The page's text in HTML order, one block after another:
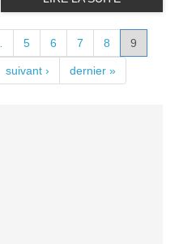
5 6 7 8 9
suivant › dernier »